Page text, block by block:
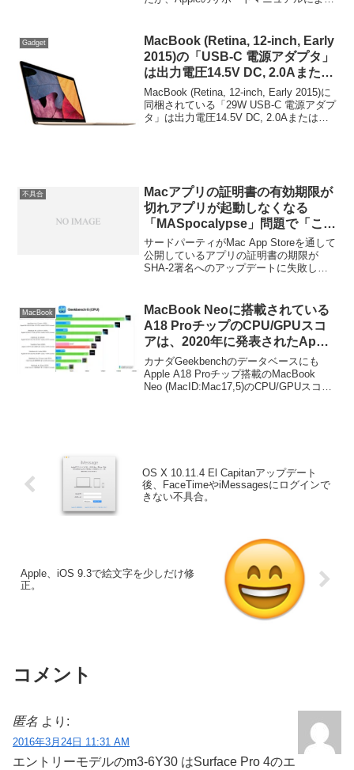
でそれぞれ違ったディスプレイ数制限が
あります」という注意事項があり「ドラ
イバーの問題かな？」っと話題に上がっ
ているようです。詳細は以下から。
Gadget
MacBook (Retina, 12-inch, Early
2015)の「USB-C 電源アダプタ」
は出力電圧14.5V DC, 2.0Aまたは
5.2V DC, 2.4AをサポートしUSB
デバイスなどの充電にも対応。
MacBook (Retina, 12-inch, Early 2015)に
同梱されている「29W USB-C 電源アダプ
タ」は出力電圧14.5V DC, 2.0Aまたは
不具合
Macアプリの証明書の有効期限が
切れアプリが起動しなくなる
「MASpocalypse」問題で「この
アプリは起動しません、星1つで
す」というレビューが出始める。
サードパーティがMac App Storeを通して
公開しているアプリの証明書の期限が
SHA-2署名へのアップデートに失敗しア
したが、この問題により「このアプリは
起動しせん」「アプリが壊れています」
というレビューがMac App Storeの評価欄
に書き込まれ始めているようです。
MacBook
MacBook Neoに搭載されている
A18 ProチップのCPU/GPUスコ
アは、2020年に発表されたApple
M1チップのスコアに近いもよ
う。
カナダGeekbenchのデータベースにも
Apple A18 Proチップ搭載のMacBook
Neo (MacID:Mac17,5)のCPU/GPUスコア
OS X 10.11.4 El Capitanアップデート
後、FaceTimeやiMessagesにログインで
きない不具合。
Apple、iOS 9.3で絵文字を少しだけ修
正。
コメント
匿名 より:
2016年3月24日 11:31 AM
エントリーモデルのm3-6Y30 はSurface Pro 4のエ